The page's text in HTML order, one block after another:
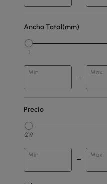
Ancho Total(mm)
1
Min Max
Precio
219
Min Max